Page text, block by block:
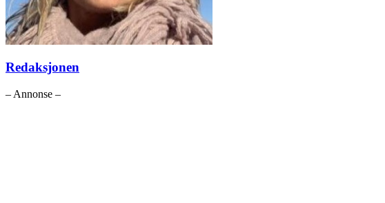
Redaksjonen
– Annonse –